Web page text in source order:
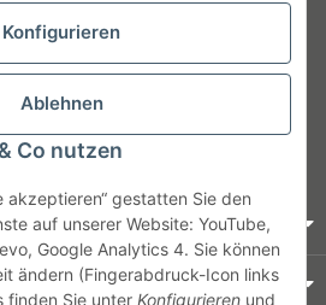
Konfigurieren
Ablehnen
Co nutzen
akzeptieren“ gestatten Sie den
auf unserer Website: YouTube,
Google Analytics 4. Sie können
ändern (Fingerabdruck-Icon links
finden Sie unter Konfigurieren und